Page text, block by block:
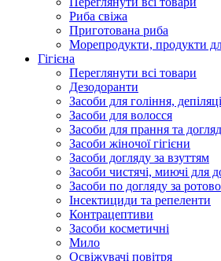
Риба свіжа
Приготована риба
Морепродукти, продукти
Гігієна
Переглянути всі товари
Дезодоранти
Засоби для гоління,
Засоби для волосся
Засоби для прання та
Засоби жіночої гігієни
Засоби догляду за взуттям
Засоби чистячі, миючі для
Засоби по догляду за
Інсектициди та репеленти
Контрацептиви
Засоби косметичні
Мило
Освіжувачі повітря